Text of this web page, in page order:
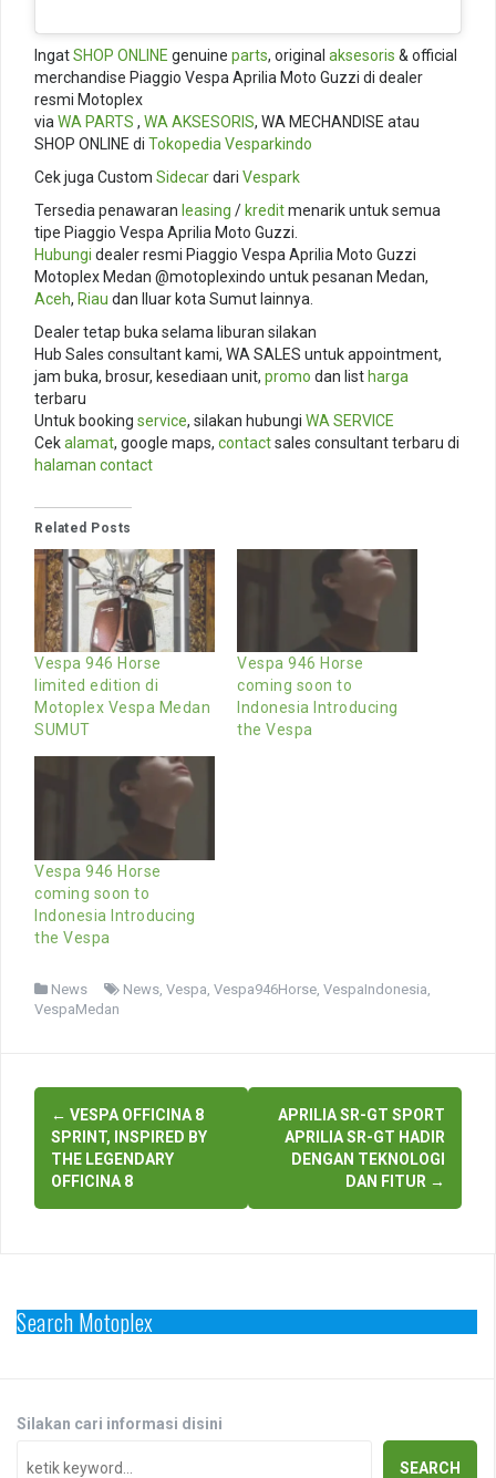
IngatSHOP ONLINE genuine parts, original aksesoris & official
merchandise Piaggio Vespa Aprilia Moto Guzzi di dealer
resmi Motoplex
viaWA PARTS , WA AKSESORIS, WA MECHANDISE atau
SHOP ONLINE di TokopediaVesparkindo
Cek juga Custom Sidecardari Vespark
Tersedia penawaran leasing / kreditmenarik untuk semua
tipe Piaggio Vespa Aprilia Moto Guzzi.
Hubungi dealer resmi Piaggio Vespa Aprilia Moto Guzzi
Motoplex Medan @motoplexindo untuk pesanan Medan,
Aceh, Riau dan lluar kota Sumut lainnya.
Dealer tetap buka selama liburan silakan
Hub Sales consultant kami, WA SALES untuk appointment,
jam buka, brosur, kesediaan unit, promo dan list harga
terbaru
Untuk booking service, silakan hubungi WA SERVICE
Cekalamat, google maps, contactsales consultant terbaru di
halaman contact
Related Posts
Vespa 946 Horse
limited edition di
Motoplex Vespa Medan
SUMUT
Vespa 946 Horse
coming soon to
Indonesia Introducing
the Vespa
Vespa 946 Horse
coming soon to
Indonesia Introducing
the Vespa
News News Vespa Vespa946Horse VespaIndonesia
VespaMedan
Post
navigation
← VESPA OFFICINA 8
SPRINT, INSPIRED BY
THE LEGENDARY
OFFICINA 8
APRILIA SR-GT SPORT
APRILIA SR-GT HADIR
DENGAN TEKNOLOGI
DAN FITUR →
Search Motoplex
Silakan cari informasi disini
SEARCH